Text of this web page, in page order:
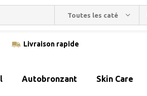
Toutes les catégories
Livraison rapide
Autobronzant Skin Care